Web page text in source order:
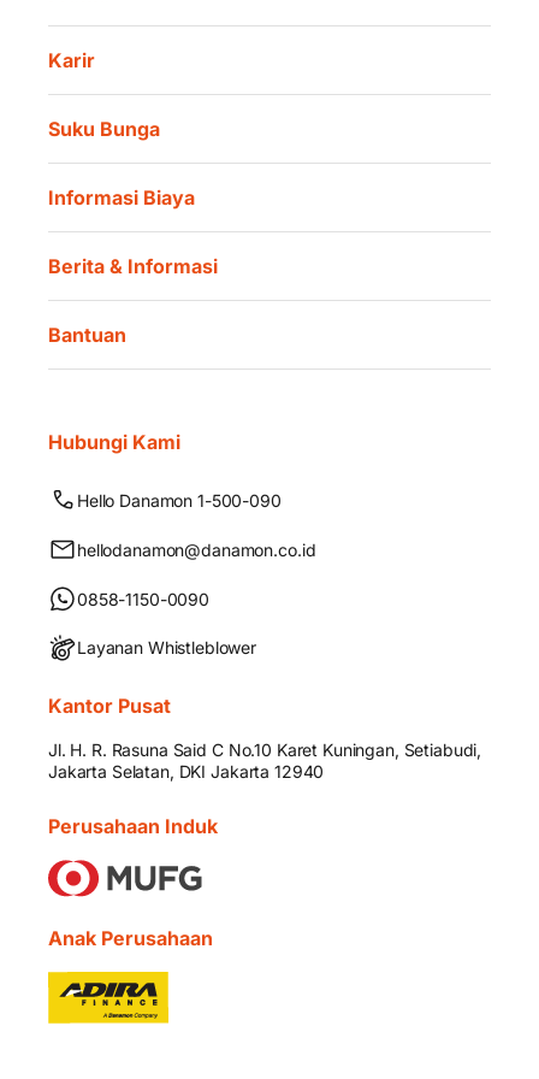
Karir
Suku Bunga
Informasi Biaya
Berita & Informasi
Bantuan
Hubungi Kami
Hello Danamon 1-500-090
hellodanamon@danamon.co.id
0858-1150-0090
Layanan Whistleblower
Kantor Pusat
Jl. H. R. Rasuna Said C No.10 Karet Kuningan, Setiabudi,
Jakarta Selatan, DKI Jakarta 12940
Perusahaan Induk
Anak Perusahaan